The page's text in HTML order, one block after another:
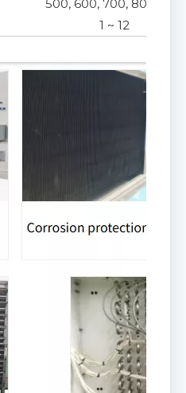
500, 600, 700, 800, 900
1 ~ 12